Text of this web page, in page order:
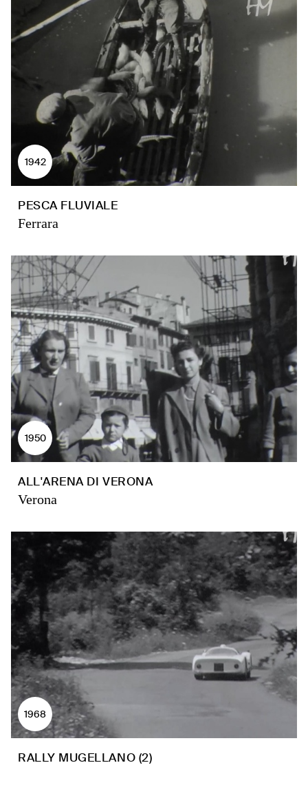
1942
PESCA FLUVIALE
Ferrara
1950
ALL'ARENA DI VERONA
Verona
1968
RALLY MUGELLANO (2)